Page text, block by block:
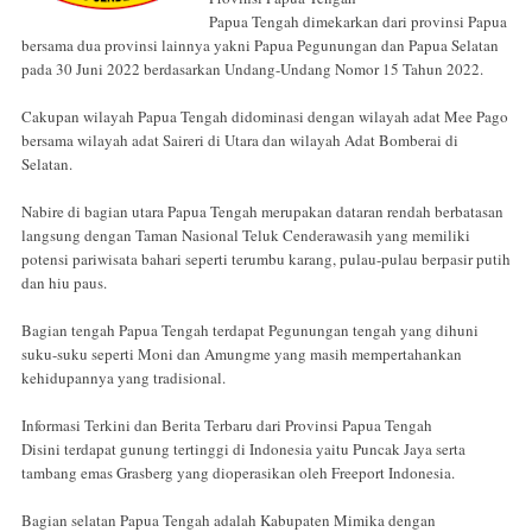
Papua Tengah dimekarkan dari provinsi Papua
bersama dua provinsi lainnya yakni Papua Pegunungan dan Papua Selatan
pada 30 Juni 2022 berdasarkan Undang-Undang Nomor 15 Tahun 2022.
Cakupan wilayah Papua Tengah didominasi dengan wilayah adat Mee Pago
bersama wilayah adat Saireri di Utara dan wilayah Adat Bomberai di
Selatan.
Nabire di bagian utara Papua Tengah merupakan dataran rendah berbatasan
langsung dengan Taman Nasional Teluk Cenderawasih yang memiliki
potensi pariwisata bahari seperti terumbu karang, pulau-pulau berpasir putih
dan hiu paus.
Bagian tengah Papua Tengah terdapat Pegunungan tengah yang dihuni
suku-suku seperti Moni dan Amungme yang masih mempertahankan
kehidupannya yang tradisional.
Informasi Terkini dan Berita Terbaru dari Provinsi Papua Tengah
Disini terdapat gunung tertinggi di Indonesia yaitu Puncak Jaya serta
tambang emas Grasberg yang dioperasikan oleh Freeport Indonesia.
Bagian selatan Papua Tengah adalah Kabupaten Mimika dengan